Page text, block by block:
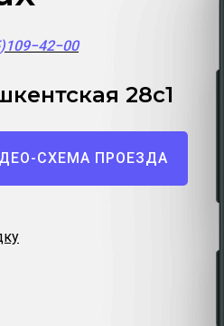
28с1
СХЕМА ПРОЕЗДА